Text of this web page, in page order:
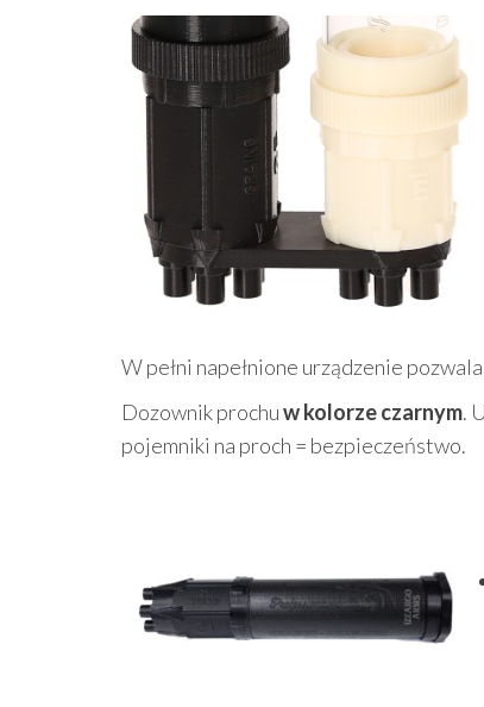
W pełni napełnione urządzenie
Dozownik prochuw kolorze czarnym.
pojemniki na proch = bezpieczeństwo.